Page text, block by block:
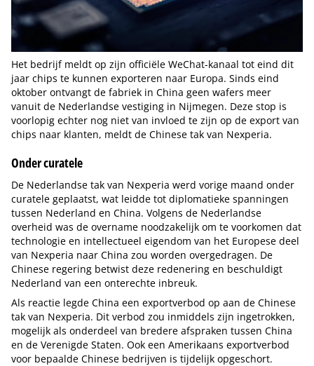
Het bedrijf meldt op zijn officiële WeChat-kanaal tot eind dit
jaar chips te kunnen exporteren naar Europa. Sinds eind
oktober ontvangt de fabriek in China geen wafers meer
vanuit de Nederlandse vestiging in Nijmegen. Deze stop is
voorlopig echter nog niet van invloed te zijn op de export van
chips naar klanten, meldt de Chinese tak van Nexperia.
Onder curatele
De Nederlandse tak van Nexperia werd vorige maand onder
curatele geplaatst, wat leidde tot diplomatieke spanningen
tussen Nederland en China. Volgens de Nederlandse
overheid was de overname noodzakelijk om te voorkomen dat
technologie en intellectueel eigendom van het Europese deel
van Nexperia naar China zou worden overgedragen. De
Chinese regering betwist deze redenering en beschuldigt
Nederland van een onterechte inbreuk.
Als reactie legde China een exportverbod op aan de Chinese
tak van Nexperia. Dit verbod zou inmiddels zijn ingetrokken,
mogelijk als onderdeel van bredere afspraken tussen China
en de Verenigde Staten. Ook een Amerikaans exportverbod
voor bepaalde Chinese bedrijven is tijdelijk opgeschort.